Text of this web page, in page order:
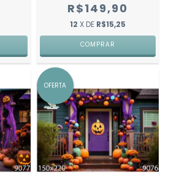
R$149,90
12 X DE R$15,25
COMPRAR
OFERTA